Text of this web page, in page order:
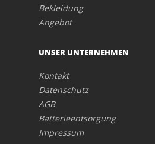
Bekleidung
Angebot
UNSER UNTERNEHMEN
Kontakt
Datenschutz
AGB
Batterieentsorgung
Impressum